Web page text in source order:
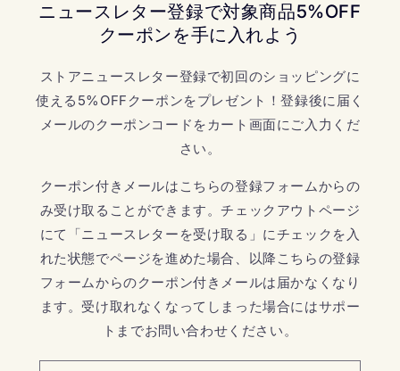
ニュースレター登録で対象商品5%OFF
クーポンを手に入れよう
ストアニュースレター登録で初回のショッピングに
使える5%OFFクーポンをプレゼント！登録後に届く
メールのクーポンコードをカート画面にご入力くだ
さい。
クーポン付きメールはこちらの登録フォームからの
み受け取ることができます。チェックアウトページ
にて「ニュースレターを受け取る」にチェックを入
れた状態でページを進めた場合、以降こちらの登録
フォームからのクーポン付きメールは届かなくなり
ます。受け取れなくなってしまった場合にはサポー
トまでお問い合わせください。